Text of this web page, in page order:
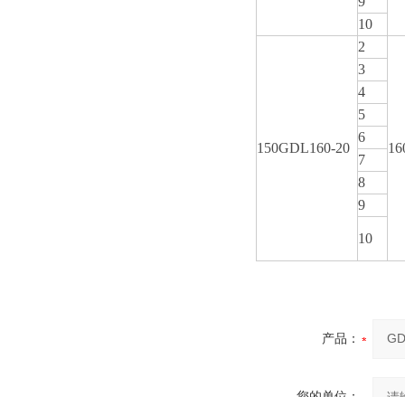
10
150GDL160-20
2
3
4
5
6
7
8
9
10
产品：